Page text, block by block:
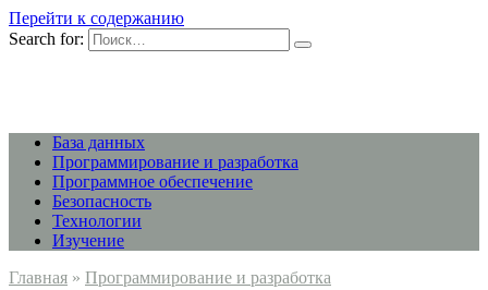
Перейти к содержанию
Search for:
База данных
Программирование и разработка
Программное обеспечение
Безопасность
Технологии
Изучение
Главная » Программирование и разработка